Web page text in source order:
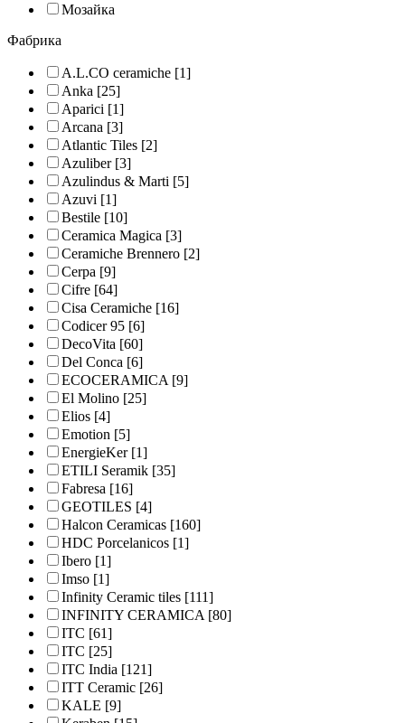
Мозайка
Фабрика
A.L.CO ceramiche [1]
Anka [25]
Aparici [1]
Arcana [3]
Atlantic Tiles [2]
Azuliber[3]
Azulindus & Marti [5]
Azuvi [1]
Bestile [10]
Ceramica Magica [3]
Ceramiche Brennero [2]
Cerpa [9]
Cifre [64]
Cisa Ceramiche [16]
Codicer 95 [6]
DecoVita [60]
Del Conca [6]
ECOCERAMICA[9]
El Molino [25]
Elios [4]
Emotion [5]
EnergieKer[1]
ETILI Seramik [35]
Fabresa [16]
GEOTILES [4]
Halcon Ceramicas [160]
HDC Porcelanicos [1]
Ibero [1]
Imso [1]
Infinity Ceramic tiles [111]
INFINITY CERAMICA[80]
ITC [61]
ITC [25]
ITC India [121]
ITT Ceramic [26]
KALE [9]